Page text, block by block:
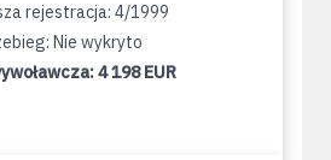
rejestracja: 4/1999
Nie wykryto
4 198 EUR